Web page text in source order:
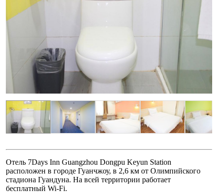
Отель 7Days Inn Guangzhou Dongpu Keyun Station
расположен в городе Гуанчжоу, в 2,6 км от Олимпийского
стадиона Гуандуна. На всей территории работает
бесплатный Wi-Fi.